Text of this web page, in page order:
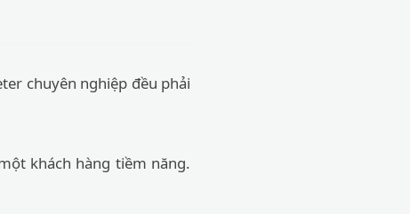
chuyên nghiệp đều phải
khách hàng tiềm năng.